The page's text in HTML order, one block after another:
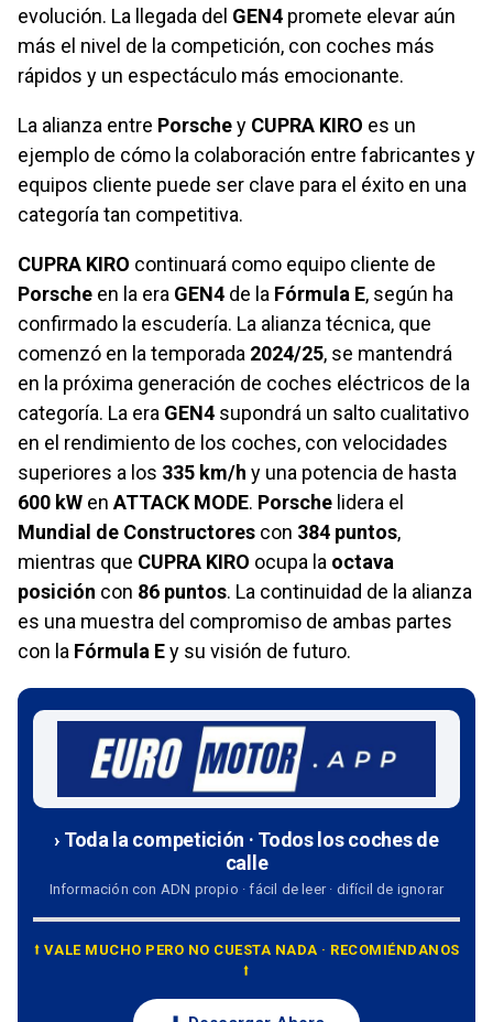
evolución. La llegada del GEN4 promete elevar aún
más el nivel de la competición, con coches más
rápidos y un espectáculo más emocionante.
La alianza entre Porschey CUPRA KIRO es un
ejemplo de cómo la colaboración entre fabricantes y
equipos cliente puede ser clave para el éxito en una
categoría tan competitiva.
CUPRA KIRO continuará como equipo cliente de
Porsche en la era GEN4 de la Fórmula E, según ha
confirmado la escudería. La alianza técnica, que
comenzó en la temporada 2024/25, se mantendrá
en la próxima generación de coches eléctricos de la
categoría. La era GEN4 supondrá un salto cualitativo
en el rendimiento de los coches, con velocidades
superiores a los 335 km/h y una potencia de hasta
600 kW en ATTACK MODE. Porsche lidera el
Mundial de Constructores con 384 puntos,
mientras que CUPRA KIRO ocupa la octava
posición con 86 puntos. La continuidad de la alianza
es una muestra del compromiso de ambas partes
con la Fórmula Ey su visión de futuro.
› Toda la competición · Todos los coches de
calle
Información con ADN propio · fácil de leer · difícil de ignorar
⭡ VALE MUCHO PERO NO CUESTA NADA · RECOMIÉNDANOS
⭡